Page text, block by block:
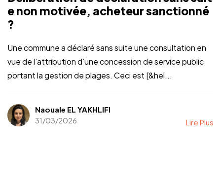
e non motivée, acheteur sanctionné
?
Une commune a déclaré sans suite une consultation en
vue de l’attribution d’une concession de service public
portant la gestion de plages. Ceci est [&hel...
Naouale EL YAKHLIFI
31/03/2026
Lire Plus